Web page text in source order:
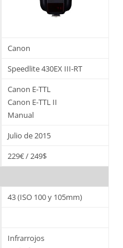
Canon
Speedlite 430EX III-RT
Canon E-TTL
Canon E-TTL II
Manual
Julio de 2015
229€ / 249$
43 (ISO 100 y 105mm)
Infrarrojos